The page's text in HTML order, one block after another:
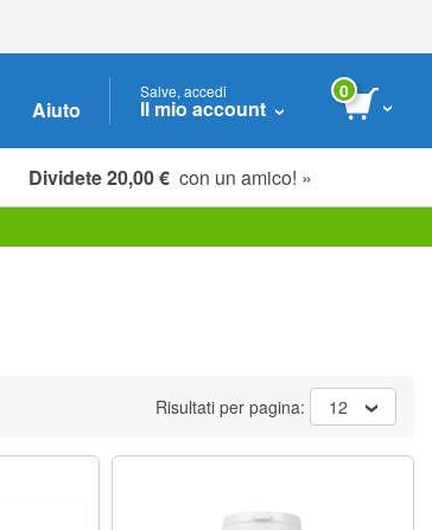
Aiuto
Salve, accedi
Il mio account
0
Dividete 20,00 € con un amico! »
Risultati per pagina: 12